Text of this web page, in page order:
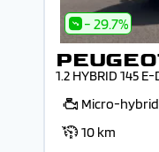
- 29.7%
1.2 HYBRID 145 E-
Micro-
10 km